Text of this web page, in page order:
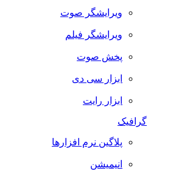
ویرایشگر صوت
ویرایشگر فیلم
پخش صوت
ابزار سی دی
ابزار رایت
گرافیک
پلاگین نرم افزارها
انیمیشن